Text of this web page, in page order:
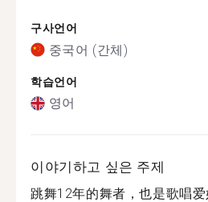
구사언어
중국어 (간체)
학습언어
영어
이야기하고 싶은 주제
跳舞12年的舞者，也是歌唱